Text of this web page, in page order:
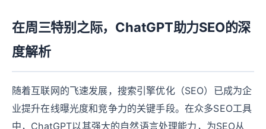
在周三特别之际，ChatGPT助力SEO的深
度解析
随着互联网的飞速发展，搜索引擎优化（SEO）已成为企
业提升在线曝光度和竞争力的关键手段。在众多SEO工具
中，ChatGPT以其强大的自然语言处理能力，为SEO从